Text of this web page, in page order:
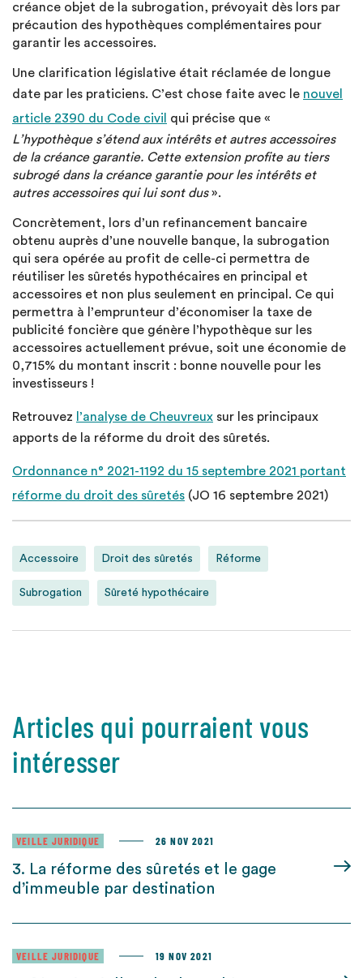
créance objet de la subrogation, prévoyait dès lors par
précaution des hypothèques complémentaires pour
garantir les accessoires.
Une clarification législative était réclamée de longue
date par les praticiens. C’est chose faite avec le nouvel
article 2390 du Code civil
qui précise que «
L’hypothèque s’étend aux intérêts et autres accessoires
de la créance garantie. Cette extension profite au tiers
subrogé dans la créance garantie pour les intérêts et
autres accessoires qui lui sont dus».
Concrètement, lors d’un refinancement bancaire
obtenu auprès d’une nouvelle banque, la subrogation
qui sera opérée au profit de celle-ci permettra de
réutiliser les sûretés hypothécaires en principal et
accessoires et non plus seulement en principal. Ce qui
permettra à l’emprunteur d’économiser la taxe de
publicité foncière que génère l’hypothèque sur les
accessoires actuellement prévue, soit une économie de
0,715% du montant inscrit : bonne nouvelle pour les
investisseurs !
Retrouvez l’analyse de Cheuvreux sur les principaux
apports de la réforme du droit des sûretés.
Ordonnance n° 2021-1192 du 15 septembre 2021 portant
réforme du droit des sûretés (JO 16 septembre 2021)
Accessoire Droit des sûretés Réforme
Subrogation Sûreté hypothécaire
Articles qui pourraient vous
intéresser
VEILLE JURIDIQUE 26 NOV 2021
3. La réforme des sûretés et le gage
d’immeuble par destination
VEILLE JURIDIQUE 19 NOV 2021